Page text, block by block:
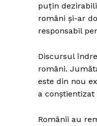
puțin
români și-ar
responsabil
Discursul
români.
este din nou
a
Românii au